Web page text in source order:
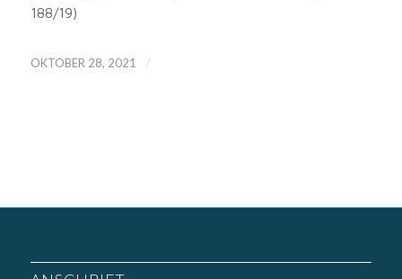
188/19)
OKTOBER 28, 2021 /